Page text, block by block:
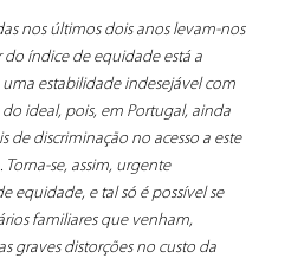
nos últimos dois anos levam-nos
índice de equidade está a
estabilidade indesejável com
ideal, pois, em Portugal, ainda
de discriminação no acesso a este
Torna-se, assim, urgente
equidade, e tal só é possível se
familiares que venham,
graves distorções no custo da